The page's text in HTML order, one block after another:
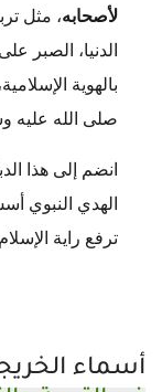
لأصحابه، مثل
الدنيا، الصبر
بالهوية
صلى الله عليه
انضم إلى هذا
الهدي النبوي
ترفع راية
أسماء